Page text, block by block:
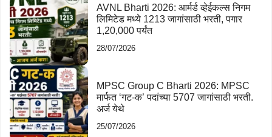
AVNL Bharti 2026: आर्मर्ड व्हेईकल्स निगम
लिमिटेड मध्ये 1213 जागांसाठी भरती, पगार
1,20,000 पर्यंत
28/07/2026
MPSC Group C Bharti 2026: MPSC
मार्फत ‘गट-क’ पदांच्या 5707 जागांसाठी भरती.
अर्ज येथे
25/07/2026